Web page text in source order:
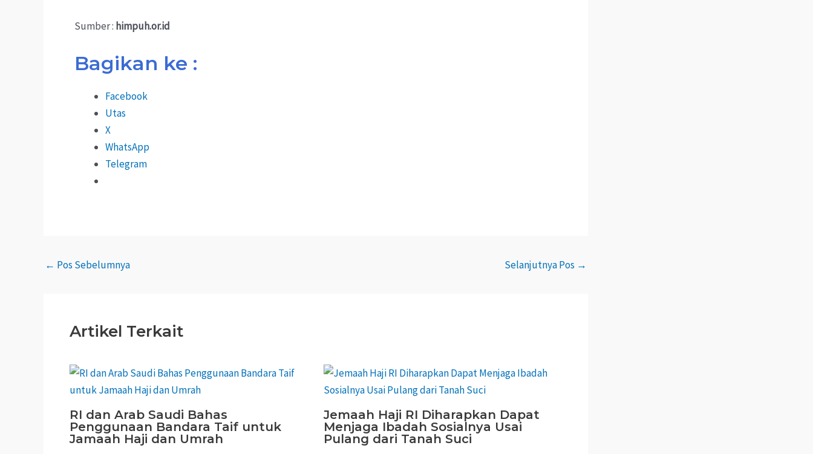
Sumber : himpuh.or.id
Bagikan ke :
Facebook
Utas
X
WhatsApp
Telegram
← Pos Sebelumnya Selanjutnya Pos →
Artikel Terkait
RI dan Arab Saudi Bahas
Penggunaan Bandara Taif untuk
Jamaah Haji dan Umrah
Jemaah Haji RI Diharapkan Dapat
Menjaga Ibadah Sosialnya Usai
Pulang dari Tanah Suci